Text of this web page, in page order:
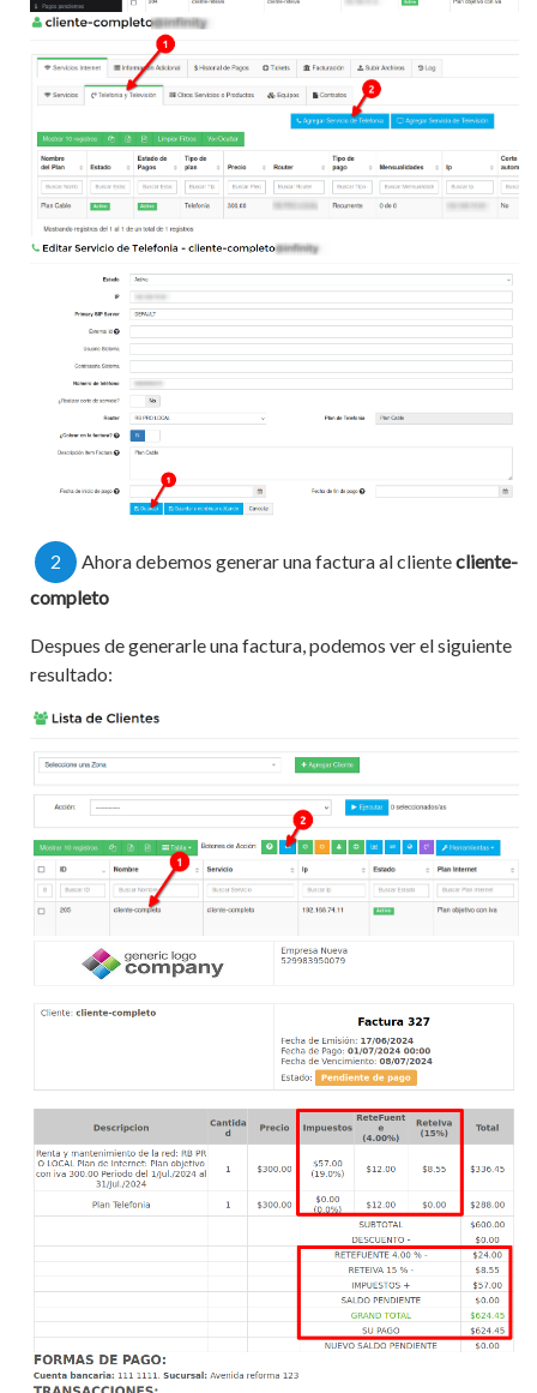
2 Ahora debemos generar una factura al clientecliente-
completo
Despues de generarle una factura, podemos ver el siguiente
resultado: